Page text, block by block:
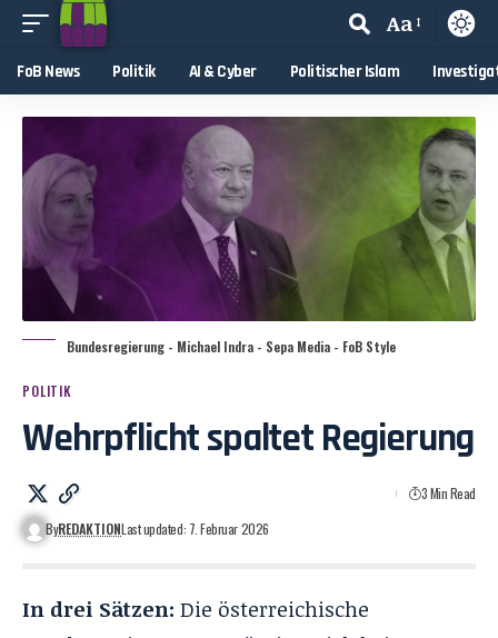
Aa
FoB News Politik AI & Cyber Politischer Islam
Bundesregierung - Michael Indra - Sepa Media - FoB Style
POLITIK
Wehrpflicht spaltet Regierung
ByREDAKTIONLast updated: 7. Februar 2026
3 Min Read
In drei Sätzen: Die österreichische